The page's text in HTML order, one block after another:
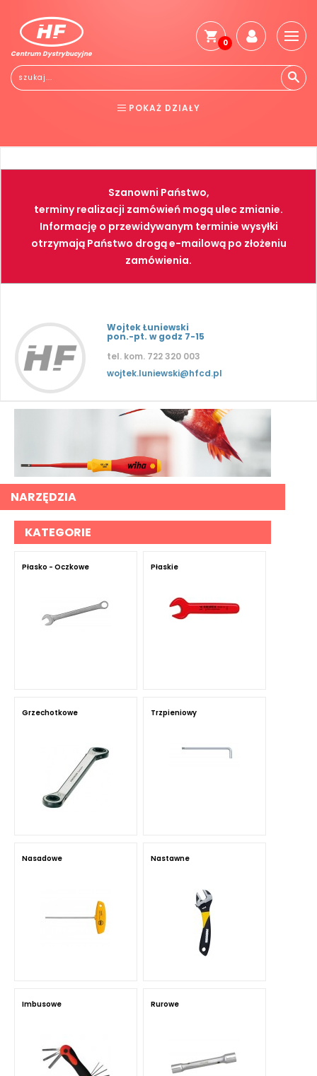
Centrum Dystrybucyjne
0
POKAŻ DZIAŁY
NARZĘDZIA SPAWALNICTWO
FARBY PNEUMATYKA
Szanowni Państwo,
terminy realizacji zamówień mogą ulec zmianie.
Informację o przewidywanym terminie wysyłki
otrzymają Państwo drogą e-mailową po złożeniu
zamówienia.
Wojtek Łuniewski
pon.-pt. w godz 7-15
tel. kom. 722 320 003
wojtek.luniewski@hfcd.pl
NARZĘDZIA
KATEGORIE
Płasko - Oczkowe Płaskie
Grzechotkowe Trzpieniowy
Nasadowe Nastawne
Imbusowe Rurowe